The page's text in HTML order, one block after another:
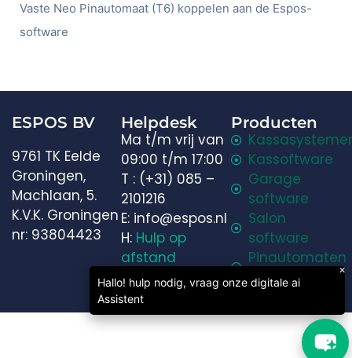
Vaste Neo Pinautomaat (T6) koppelen aan de Espos-
software
ESPOS BV
9761 TK Eelde
Groningen,
Machlaan, 5.
K.V.K. Groningen
nr: 93804423
Helpdesk
Ma t/m vrij van
09:00 t/m 17:00
T : (+31) 085 –
2101216
E: info@espos.nl
H: Hulp op
afstand
Producten
Kassoftware
Garage
software
Salon
software
Pinautomaten
kopen
Espos B.V. © 2026
Welkom in onze chat!
Laten we beginnen. Voer je e-mailadres in om met
ons te chatten.
Email Address
Start Chat
Hallo! hulp nodig, vraag onze digitale ai
Assistent
×